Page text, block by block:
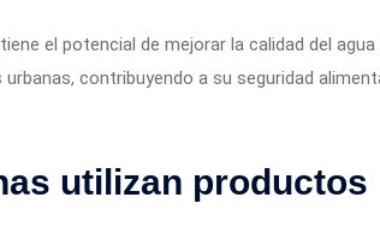
el potencial de mejorar la calidad del agua
contribuyendo a su seguridad
utilizan productos